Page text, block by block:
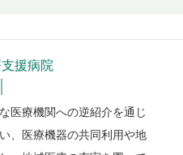
援病院
医療機関への逆紹介を通じ
、医療機器の共同利用や地